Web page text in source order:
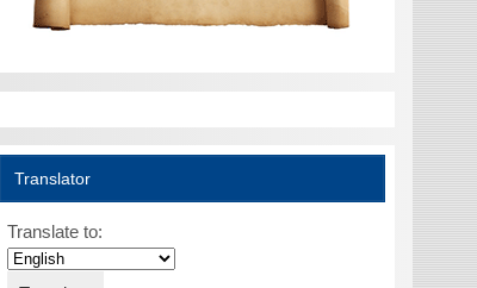
Translator
Translate to: